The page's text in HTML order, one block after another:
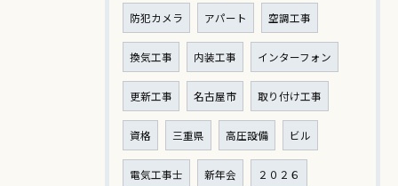
防犯カメラ アパート 空調工事
換気工事 内装工事 インターフォン
更新工事 名古屋市 取り付け工事
資格 三重県 高圧設備 ビル
電気工事士 新年会 ２０２６